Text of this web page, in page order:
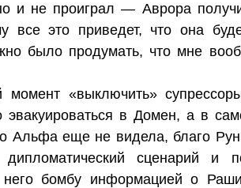
не проиграл — Аврора
все это приведет, что она
было продумать, что мне
«выключить»
эвакуироваться в Домен, а в
Альфа еще не видела, благо
сценарий и
бомбу информацией о